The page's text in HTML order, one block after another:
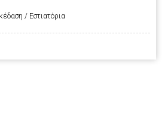
/ Εστιατόρια